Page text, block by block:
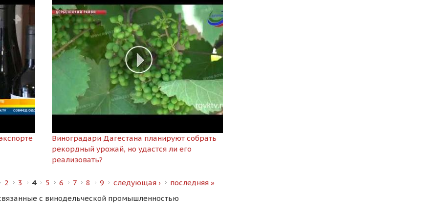
Виноградари Дагестана планируют собрать
рекордный урожай, но удастся ли его
реализовать?
2 3 4 5 6 7 8 9 следующая ›
последняя »
с винодельческой промышленностью